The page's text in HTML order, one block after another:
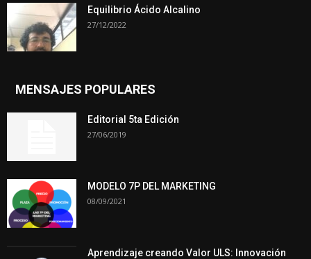
Equilibrio Ácido Alcalino
27/12/2022
MENSAJES POPULARES
Editorial 5ta Edición
27/06/2019
MODELO 7P DEL MARKETING
08/09/2021
Aprendizaje creando Valor ULS: Innovación